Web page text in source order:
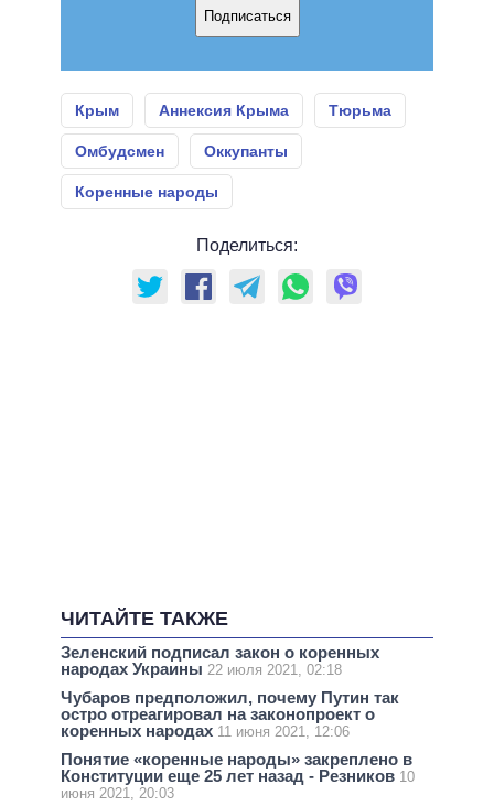
Подписаться
Крым Аннексия Крыма Тюрьма
Омбудсмен Оккупанты
Коренные народы
Поделиться:
ЧИТАЙТЕ ТАКЖЕ
Зеленский подписал закон о коренных
народах Украины 22 июля 2021, 02:18
Чубаров предположил, почему Путин так
остро отреагировал на законопроект о
коренных народах 11 июня 2021, 12:06
Понятие «коренные народы» закреплено в
Конституции еще 25 лет назад - Резников 10
июня 2021, 20:03